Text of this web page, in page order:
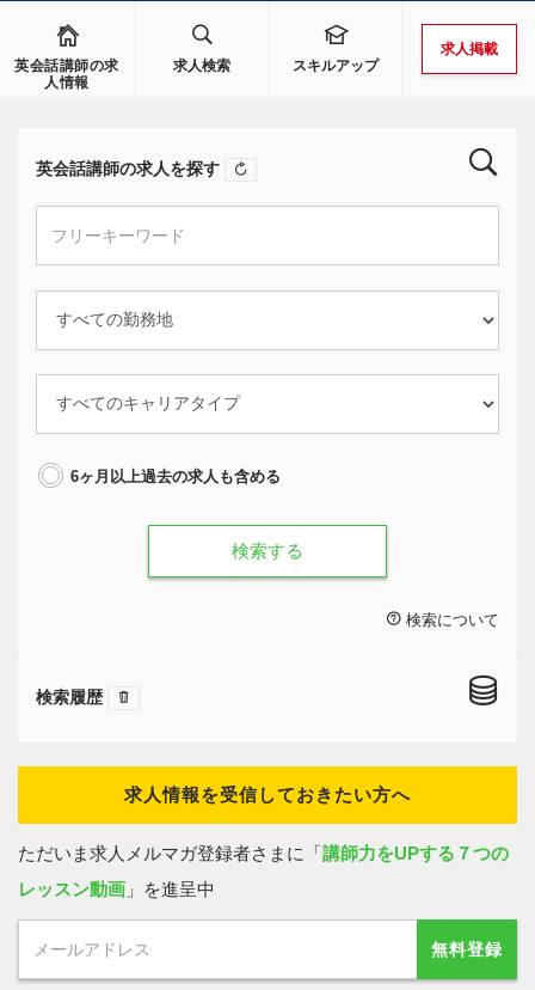
英会話講師の求
人情報
求人検索 スキルアップ
求人掲載
英会話講師の求人を探す
6ヶ月以上過去の求人も含める
検索する
検索について
検索履歴
求人情報を受信しておきたい方へ
ただいま求人メルマガ登録者さまに「 講師力をUPする７つの
レッスン動画 」を進呈中
無料登録